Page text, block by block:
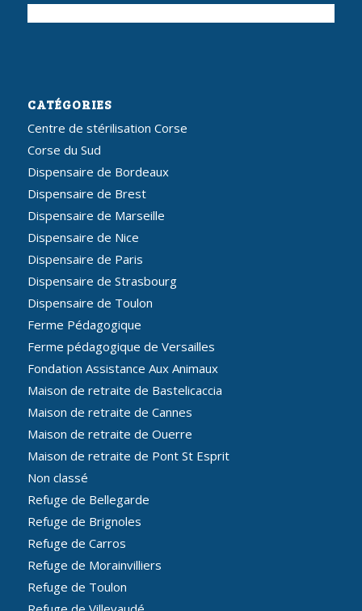
CATÉGORIES
Centre de stérilisation Corse
Corse du Sud
Dispensaire de Bordeaux
Dispensaire de Brest
Dispensaire de Marseille
Dispensaire de Nice
Dispensaire de Paris
Dispensaire de Strasbourg
Dispensaire de Toulon
Ferme Pédagogique
Ferme pédagogique de Versailles
Fondation Assistance Aux Animaux
Maison de retraite de Bastelicaccia
Maison de retraite de Cannes
Maison de retraite de Ouerre
Maison de retraite de Pont St Esprit
Non classé
Refuge de Bellegarde
Refuge de Brignoles
Refuge de Carros
Refuge de Morainvilliers
Refuge de Toulon